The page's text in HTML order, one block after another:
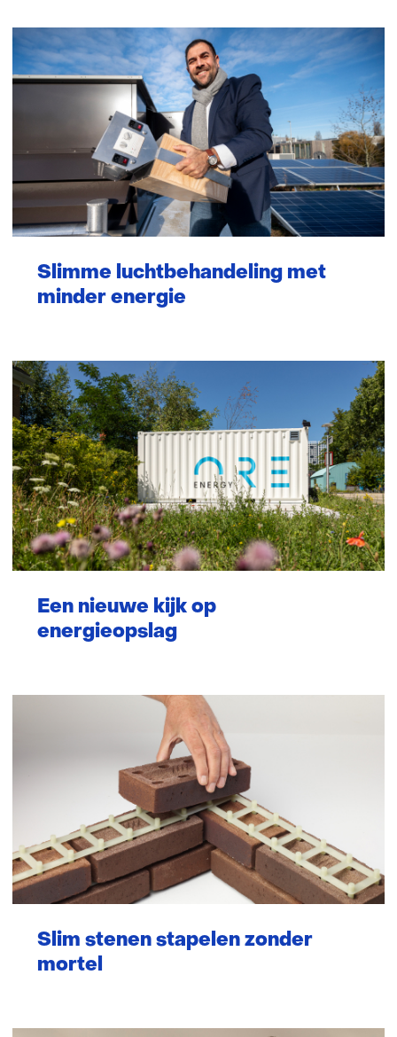
Slimme luchtbehandeling met
minder energie
Een nieuwe kijk op
energieopslag
Slim stenen stapelen zonder
mortel